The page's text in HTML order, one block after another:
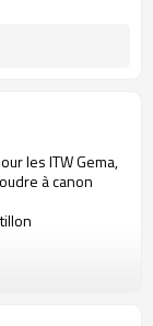
lesITW Gema,
à canon